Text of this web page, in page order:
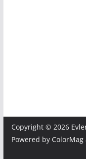
Copyright © 2026
Powered by ColorMag